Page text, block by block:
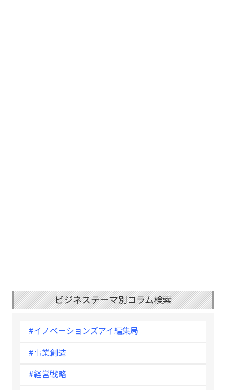
ビジネステーマ別コラム検索
#イノベーションズアイ編集局
#事業創造
#経営戦略